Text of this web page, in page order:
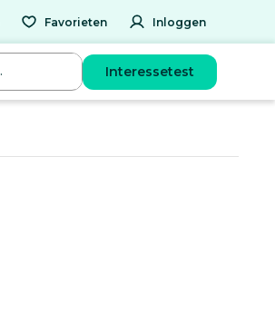
Favorieten Inloggen
Interessetest